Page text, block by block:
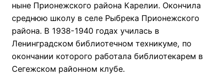
ныне Прионежского района Карелии. Окончила
среднюю школу в селе Рыбрека Прионежского
района. В 1938-1940 годах училась в
Ленинградском библиотечном техникуме, по
окончании которого работала библиотекарем в
Сегежском районном клубе.